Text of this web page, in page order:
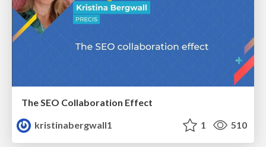
The SEO Collaboration Effect
kristinabergwall1
1 510